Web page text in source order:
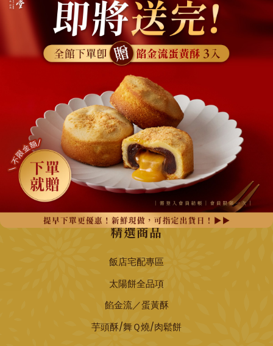
網站地圖
關於我們
最新消息
所有商品
訂購須知
精選商品
飯店宅配專區
太陽餅全品項
餡金流／蛋黃酥
芋頭酥/舞Ｑ燒/肉鬆餅